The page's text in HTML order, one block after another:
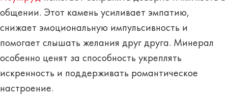
общении. Этот камень усиливает эмпатию,
снижает эмоциональную импульсивность и
помогает слышать желания друг друга. Минерал
особенно ценят за способность укреплять
искренность и поддерживать романтическое
настроение.